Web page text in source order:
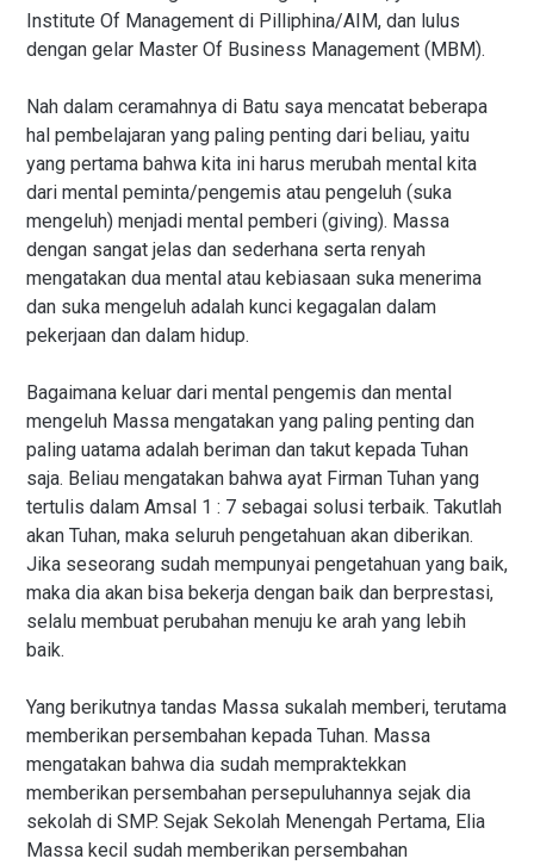
Institute Of Management di Pilliphina/AIM, dan lulus
dengan gelar Master Of Business Management (MBM).
Nah dalam ceramahnya di Batu saya mencatat beberapa
hal pembelajaran yang paling penting dari beliau, yaitu
yang pertama bahwa kita ini harus merubah mental kita
dari mental peminta/pengemis atau pengeluh (suka
mengeluh) menjadi mental pemberi (giving). Massa
dengan sangat jelas dan sederhana serta renyah
mengatakan dua mental atau kebiasaan suka menerima
dan suka mengeluh adalah kunci kegagalan dalam
pekerjaan dan dalam hidup.
Bagaimana keluar dari mental pengemis dan mental
mengeluh Massa mengatakan yang paling penting dan
paling uatama adalah beriman dan takut kepada Tuhan
saja. Beliau mengatakan bahwa ayat Firman Tuhan yang
tertulis dalam Amsal 1 : 7 sebagai solusi terbaik. Takutlah
akan Tuhan, maka seluruh pengetahuan akan diberikan.
Jika seseorang sudah mempunyai pengetahuan yang baik,
maka dia akan bisa bekerja dengan baik dan berprestasi,
selalu membuat perubahan menuju ke arah yang lebih
baik.
Yang berikutnya tandas Massa sukalah memberi, terutama
memberikan persembahan kepada Tuhan. Massa
mengatakan bahwa dia sudah mempraktekkan
memberikan persembahan persepuluhannya sejak dia
sekolah di SMP. Sejak Sekolah Menengah Pertama, Elia
Massa kecil sudah memberikan persembahan